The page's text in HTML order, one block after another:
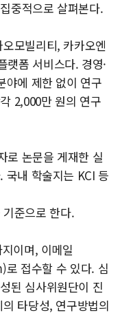
중적으로 살펴본다.
모빌리티, 카카오엔
랫폼 서비스다. 경영·
야에 제한 없이 연구
2,000만 원의 연구
로 논문을 게재한 실
국내 학술지는 KCI 등
기준으로 한다.
이며, 이메일
)로 접수할 수 있다. 심
된 심사위원단이 진
타당성, 연구방법의